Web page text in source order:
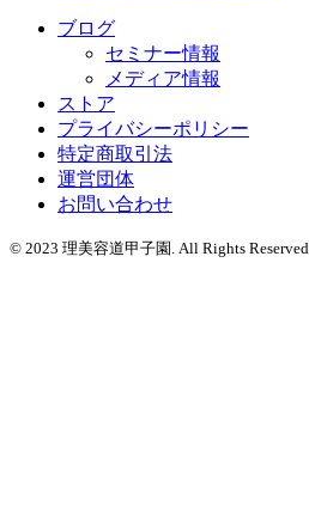
ブログ
セミナー情報
メディア情報
ストア
プライバシーポリシー
特定商取引法
運営団体
お問い合わせ
© 2023 理美容道甲子園. All Rights Reserved.